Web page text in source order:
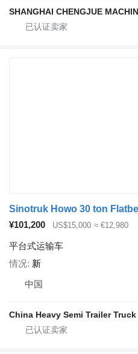
SHANGHAI CHENGJUE
Sinotruk Howo 30 ton
¥101,200
US$15,000 ≈ €12,980
平台式运输车
情况 新
中国
China Heavy Semi Trailer